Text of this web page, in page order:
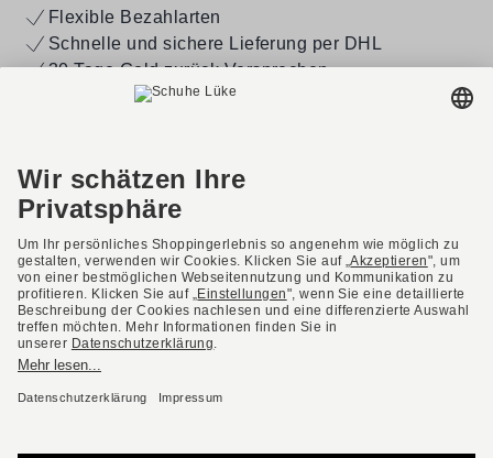
Flexible Bezahlarten
Schnelle und sichere Lieferung per DHL
30 Tage Geld zurück Versprechen
(gilt nur auf ungetragene Ware)
SERVICE
SCHUHE LÜKE
RATGEBER
KONTAKT